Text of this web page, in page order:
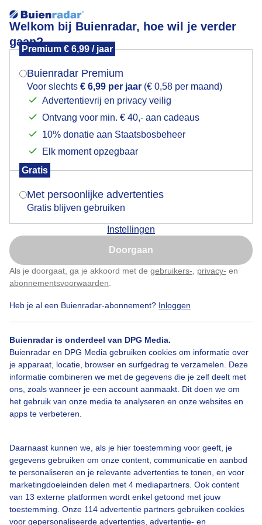
Welkom bij Buienradar, hoe wil je verder
gaan?
Premium € 6,99 / jaar
Buienradar Premium
Voor slechts € 6,99 per jaar (€ 0,58 per maand)
Advertentievrij en privacy veilig
Ontvang voor min. € 40,- aan cadeaus
10% donatie aan Staatsbosbeheer
Elk moment opzegbaar
Gratis
Met persoonlijke advertenties
Gratis blijven gebruiken
Instellingen
Doorgaan
Als je doorgaat, ga je akkoord met de gebruikers- privacy- en
abonnementsvoorwaarden
Heb je al een Buienradar-abonnement? Inloggen
Buienradar is onderdeel van DPG Media.
Buienradar en DPG Media gebruiken cookies om informatie over
je apparaat, locatie, browser en surfgedrag te verzamelen. Deze
informatie combineren we met de gegevens die je zelf deelt met
ons, zoals wanneer je een account aanmaakt. Dit doen we om
het gebruik van onze media te analyseren en onze websites en
apps te verbeteren.
Daarnaast kunnen we, als je hier toestemming voor geeft, je
gegevens gebruiken om onze content, communicatie en aanbod
te personaliseren en je relevante advertenties te tonen, en voor
marketingdoeleinden delen met 4 mediapartners. Ook content
van 13 externe platformen wordt enkel getoond met jouw
toestemming. Onze 114 advertentie partners gebruiken cookies
voor gepersonaliseerde advertenties, advertentie- en
dikkekleding
Een moment geduld aub...
Populaire categorieën
Lente
Zomer
Over Buienradar
Bedrijfsgegevens
Veelgestelde vragen
Contact
Toegankelijkheid
Buienradar Team
Privacy beleid
Cookie beleid
Privacy instellingen
Mogen we je locatie gebruiken voor het
Indien je hier nog geen akkoord op hebt gegeven,
verschijnt er zo een pop-up uit je browser waarin
Is goed, toon de popup
Nu niet, misschien later
Klik hierom dit aan te passen